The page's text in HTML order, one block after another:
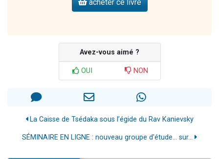
acheter ce livre
Avez-vous aimé ?
OUI NON
La Caisse de Tsédaka sous l’égide du Rav Kanievsky
SÉMINAIRE EN LIGNE : nouveau groupe d'étude... sur...